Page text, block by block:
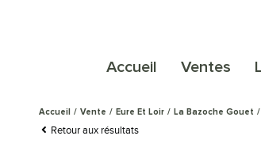
accueil ventes
Accueil Vente Eure Et Loir La Bazoche Gouet
Retour aux résultats